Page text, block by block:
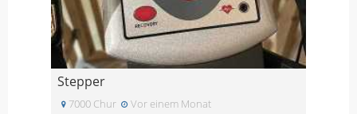
Stepper
7000 Chur Vor einem Monat